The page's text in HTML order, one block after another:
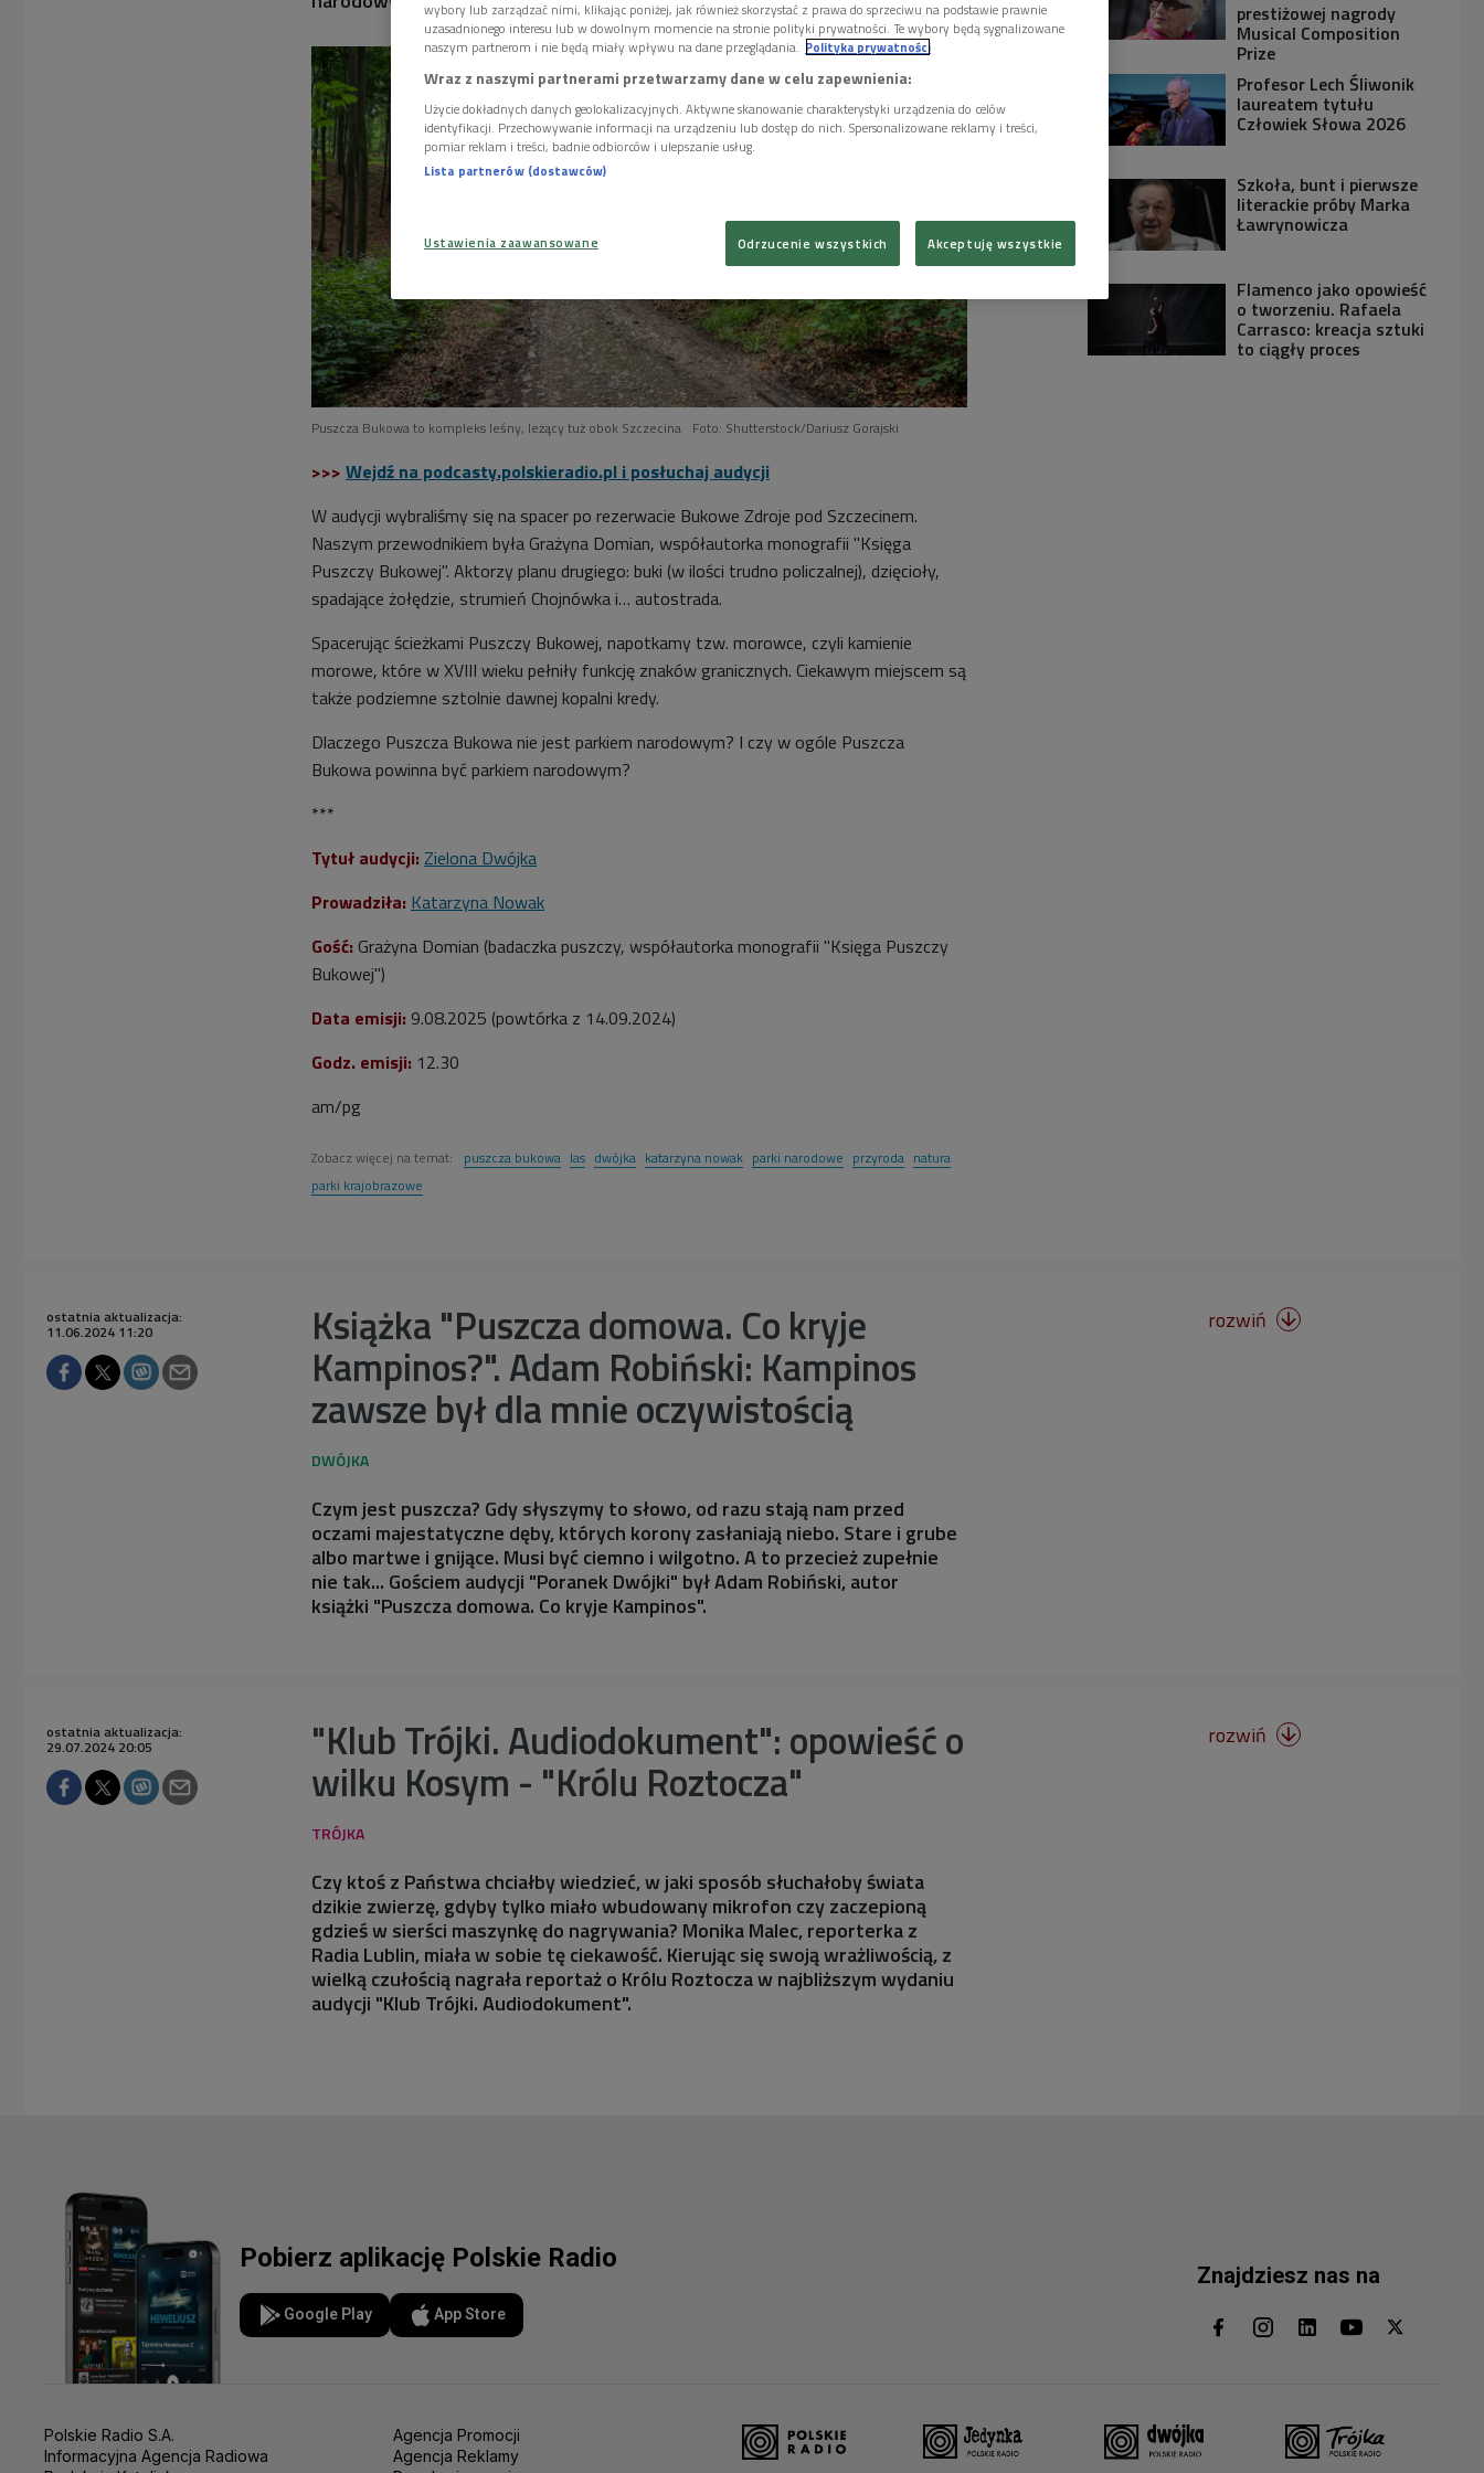
Puszcza Bukowa to kompleks leśny, leżący tuż obok Szczecina Foto: Shutterstock/Dariusz Gorajski
>>> Wejdź na podcasty.polskieradio.pl i posłuchaj audycji
W audycji wybraliśmy się na spacer po rezerwacie Bukowe Zdroje pod Szczecinem.
Naszym przewodnikiem była Grażyna Domian, współautorka monografii "Księga
Puszczy Bukowej". Aktorzy planu drugiego: buki (w ilości trudno policzalnej), dzięcioły,
spadające żołędzie, strumień Chojnówka i… autostrada.
Spacerując ścieżkami Puszczy Bukowej, napotkamy tzw. morowce, czyli kamienie
morowe, które w XVIII wieku pełniły funkcję znaków granicznych. Ciekawym miejscem są
także podziemne sztolnie dawnej kopalni kredy.
Dlaczego Puszcza Bukowa nie jest parkiem narodowym? I czy w ogóle Puszcza
Bukowa powinna być parkiem narodowym?
***
Tytuł audycji: Zielona Dwójka
Prowadziła: Katarzyna Nowak
Gość: Grażyna Domian (badaczka puszczy, współautorka monografii "Księga Puszczy
Bukowej")
Data emisji: 9.08.2025 (powtórka z 14.09.2024)
Godz. emisji: 12.30
am/pg
Zobacz więcej na temat: puszcza bukowa las dwójka katarzyna nowak parki narodowe przyroda natura
parki krajobrazowe
prestiżowej nagrody
Musical Composition
Prize
Profesor Lech Śliwonik
laureatem tytułu
Człowiek Słowa 2026
Szkoła, bunt i pierwsze
literackie próby Marka
Ławrynowicza
Flamenco jako opowieść
o tworzeniu. Rafaela
Carrasco: kreacja sztuki
to ciągły proces
Książka "Puszcza domowa. Co kryje
Kampinos?". Adam Robiński: Kampinos
zawsze był dla mnie oczywistością
ostatnia aktualizacja:
11.06.2024 11:20
Czym jest puszcza? Gdy słyszymy to słowo, od razu stają nam przed
oczami majestatyczne dęby, których korony zasłaniają niebo. Stare i grube
albo martwe i gnijące. Musi być ciemno i wilgotno. A to przecież zupełnie
nie tak... Gościem audycji "Poranek Dwójki" był Adam Robiński, autor
książki "Puszcza domowa. Co kryje Kampinos".
rozwiń 
"Klub Trójki. Audiodokument": opowieść o
wilku Kosym - "Królu Roztocza"
ostatnia aktualizacja:
29.07.2024 20:05
Czy ktoś z Państwa chciałby wiedzieć, w jaki sposób słuchałoby świata
dzikie zwierzę, gdyby tylko miało wbudowany mikrofon czy zaczepioną
gdzieś w sierści maszynkę do nagrywania? Monika Malec, reporterka z
Radia Lublin, miała w sobie tę ciekawość. Kierując się swoją wrażliwością, z
wielką czułością nagrała reportaż o Królu Roztocza w najbliższym wydaniu
audycji "Klub Trójki. Audiodokument".
rozwiń 
Pobierz aplikację Polskie Radio
Google Play App Store
Znajdziesz nas na
Polskie Radio S.A.
Informacyjna Agencja Radiowa
Agencja Promocji
Agencja Reklamy
wybory lub zarządzać nimi, klikając poniżej, jak również skorzystać z prawa do sprzeciwu na podstawie prawnie
uzasadnionego interesu lub w dowolnym momencie na stronie polityki prywatności. Te wybory będą sygnalizowane
naszym partnerom i nie będą miały wpływu na dane przeglądania. Polityka prywatności
Wraz z naszymi partnerami przetwarzamy dane w celu zapewnienia:
Użycie dokładnych danych geolokalizacyjnych. Aktywne skanowanie charakterystyki urządzenia do celów
identyfikacji. Przechowywanie informacji na urządzeniu lub dostęp do nich. Spersonalizowane reklamy i treści,
pomiar reklam i treści, badnie odbiorców i ulepszanie usług.
Lista partnerów (dostawców)
Ustawienia zaawansowane Odrzucenie wszystkich Akceptuję wszystkie